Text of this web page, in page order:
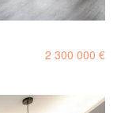
2 300 000 €